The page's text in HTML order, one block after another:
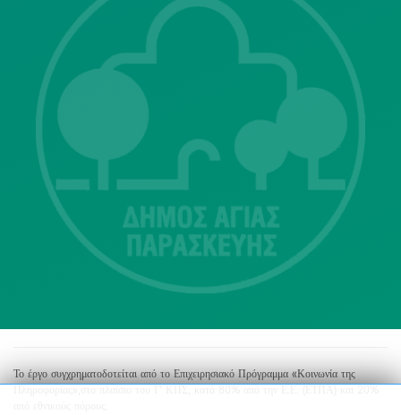
Λ. Μεσογείων 415-417 Τ.Κ.15343
Αγία Παρασκευή
213 2004500
dimos@agiaparaskevi.gr
Το έργο συγχρηματοδοτείται από το Επιχειρησιακό Πρόγραμμα «Κοινωνία της